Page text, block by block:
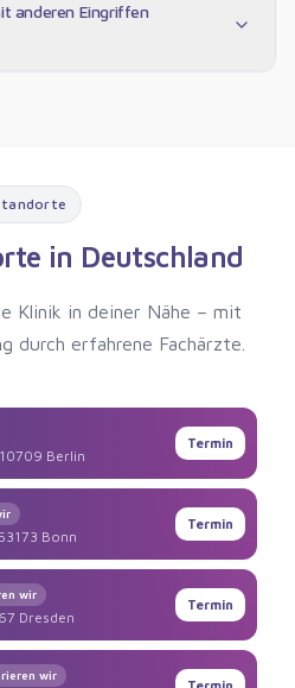
anderen Eingriffen
in Deutschland
Klinik in deiner Nähe – mit
durch erfahrene Fachärzte.
Berlin
Termin
Bonn
Termin
wir
Dresden
Termin
wir